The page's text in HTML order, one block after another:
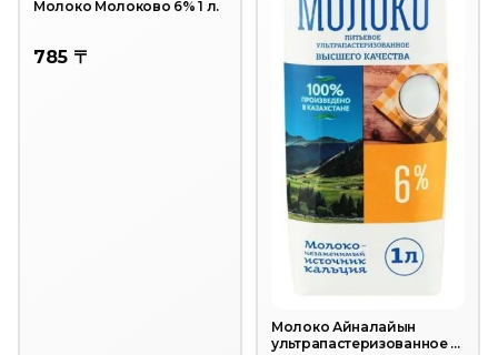
Молоко Молоково 6% 1 л.
785 〒
Молоко Айналайын
ультрапастеризованное 6